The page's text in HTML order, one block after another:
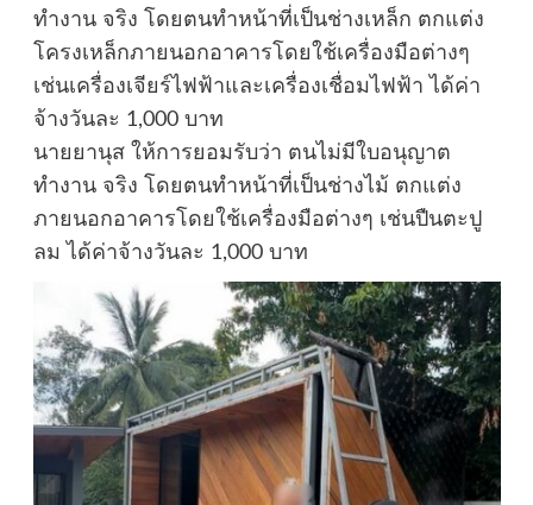
ทำงาน จริง โดยตนทำหน้าที่เป็นช่างเหล็ก ตกแต่ง
โครงเหล็กภายนอกอาคารโดยใช้เครื่องมือต่างๆ
เช่นเครื่องเจียร์ไฟฟ้าและเครื่องเชื่อมไฟฟ้า ได้ค่า
จ้างวันละ 1,000 บาท
นายยานุส ให้การยอมรับว่า ตนไม่มีใบอนุญาต
ทำงาน จริง โดยตนทำหน้าที่เป็นช่างไม้ ตกแต่ง
ภายนอกอาคารโดยใช้เครื่องมือต่างๆ เช่นปืนตะปู
ลม ได้ค่าจ้างวันละ 1,000 บาท